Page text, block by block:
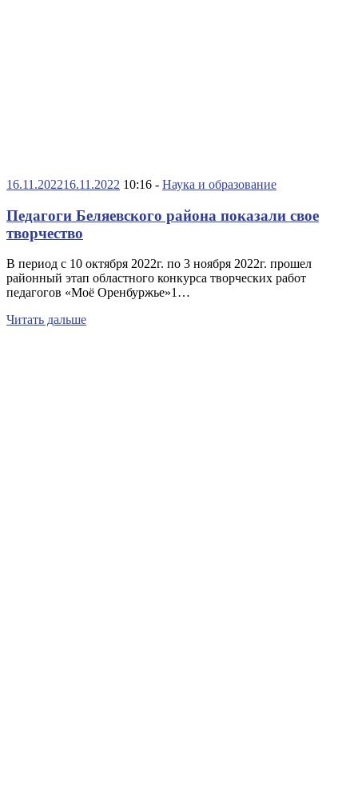
16.11.202216.11.2022 10:16 - Наука и образование
Педагоги Беляевского района показали свое
творчество
В период с 10 октября 2022г. по 3 ноября 2022г. прошел
районный этап областного конкурса творческих работ
педагогов «Моё Оренбуржье»1…
Читать дальше